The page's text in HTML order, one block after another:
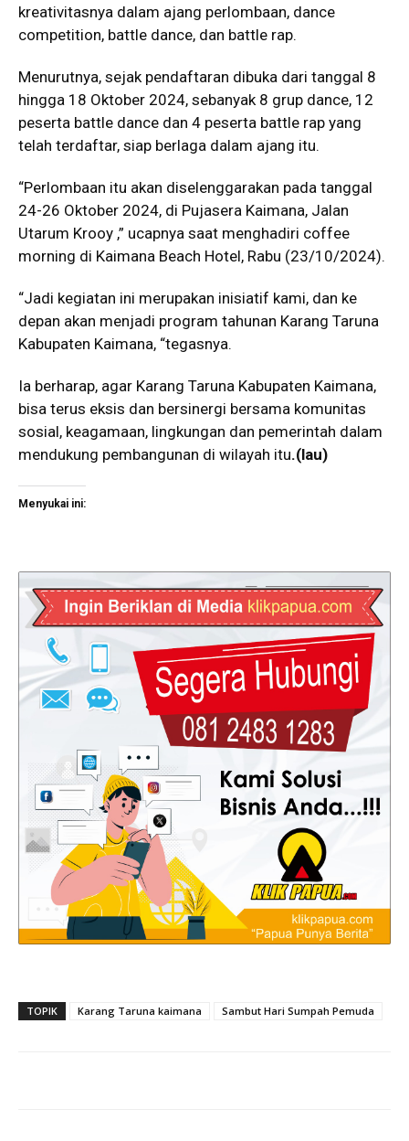
kreativitasnya dalam ajang perlombaan, dance
competition, battle dance, dan battle rap.
Menurutnya, sejak pendaftaran dibuka dari tanggal 8
hingga 18 Oktober 2024, sebanyak 8 grup dance, 12
peserta battle dance dan 4 peserta battle rap yang
telah terdaftar, siap berlaga dalam ajang itu.
“Perlombaan itu akan diselenggarakan pada tanggal
24-26 Oktober 2024, di Pujasera Kaimana, Jalan
Utarum Krooy ,” ucapnya saat menghadiri coffee
morning di Kaimana Beach Hotel, Rabu (23/10/2024).
“Jadi kegiatan ini merupakan inisiatif kami, dan ke
depan akan menjadi program tahunan Karang Taruna
Kabupaten Kaimana, “tegasnya.
Ia berharap, agar Karang Taruna Kabupaten Kaimana,
bisa terus eksis dan bersinergi bersama komunitas
sosial, keagamaan, lingkungan dan pemerintah dalam
mendukung pembangunan di wilayah itu.(lau)
Menyukai ini:
TOPIK Karang Taruna kaimana Sambut Hari Sumpah Pemuda